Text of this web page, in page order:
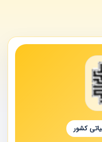
کشور